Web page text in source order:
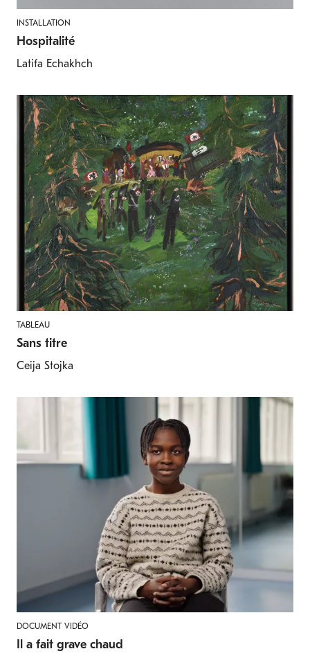
INSTALLATION
Hospitalité
Latifa Echakhch
TABLEAU
Sans titre
Ceija Stojka
DOCUMENT VIDÉO
Il a fait grave chaud